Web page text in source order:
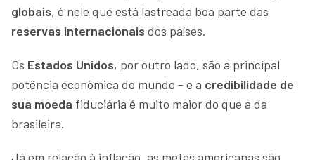
globais, é nele que está lastreada boa parte das
reservas internacionais dos países.
Os Estados Unidos, por outro lado, são a principal
potência econômica do mundo - e a credibilidade de
sua moeda fiduciária é muito maior do que a da
brasileira.